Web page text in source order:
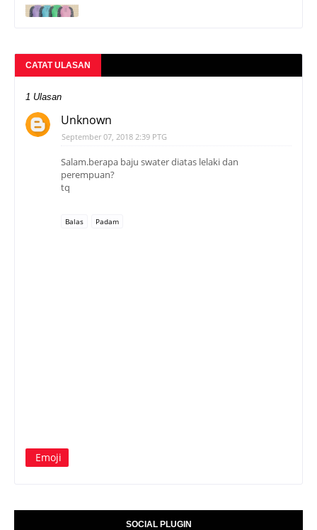
CATAT ULASAN
1 Ulasan
Unknown
September 07, 2018 2:39 PTG
Salam.berapa baju swater diatas lelaki dan
perempuan?
tq
Balas Padam
Emoji
SOCIAL PLUGIN